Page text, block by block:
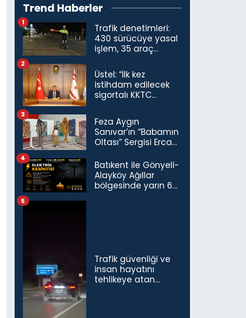
Trend Haberler
Trafik denetimleri:
430 sürücüye yasal
işlem, 35 araç
1
Üstel: “İlk kez
istihdam edilecek
sigortalı KKTC
maaş desteğini 35
bin TL'ye çıkardık”
2
Feza Aygın
Sanıvar’ın “Babamın
Oltası” Sergisi Ercan
Açıldı
3
Batıkent ile Gönyeli-
Alayköy Ağıllar
bölgesinde yarın 6
4
Trafik güvenliği ve
insan hayatını
tehlikeye atan
5